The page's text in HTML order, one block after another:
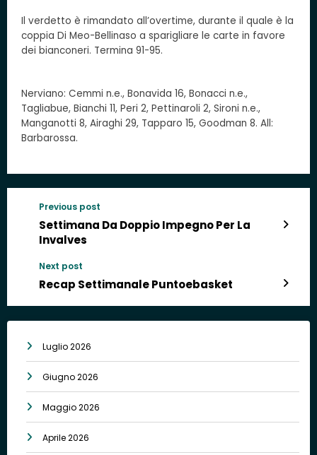
Il verdetto è rimandato all’overtime, durante il quale è la
coppia Di Meo-Bellinaso a sparigliare le carte in favore
dei bianconeri. Termina 91-95.
Nerviano: Cemmi n.e., Bonavida 16, Bonacci n.e.,
Tagliabue, Bianchi 11, Peri 2, Pettinaroli 2, Sironi n.e.,
Manganotti 8, Airaghi 29, Tapparo 15, Goodman 8. All:
Barbarossa.
Previous post
Settimana Da Doppio Impegno Per La
Invalves
Next post
Recap Settimanale Puntoebasket
Luglio 2026
Giugno 2026
Maggio 2026
Aprile 2026